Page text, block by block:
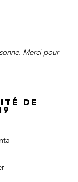
de
Merci pour